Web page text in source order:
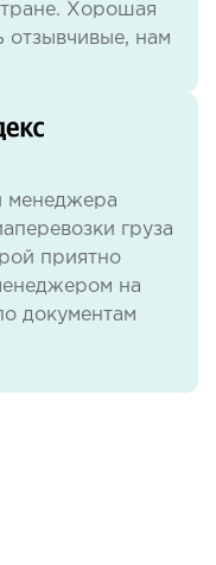
Хорошая
отзывчивые, нам
менеджера
груза
приятно
на
документам
самое важное -